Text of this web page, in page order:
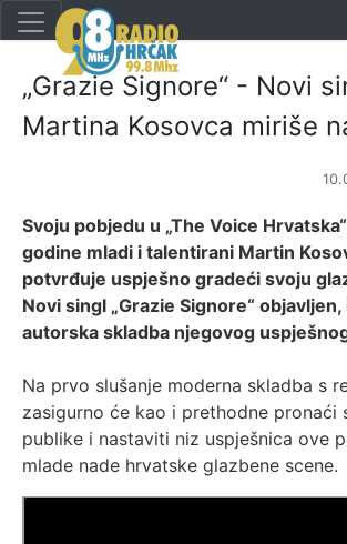
„Grazie Signore“ - Novi
Martina Kosovca miriše
Svoju pobjedu u „The Voice
godine mladi i talentirani Martin
potvrđuje uspješno gradeći svoju
Novi singl „Grazie Signore“
autorska skladba njegovog
Na prvo slušanje moderna skladba s
zasigurno će kao i prethodne pronaći
publike i nastaviti niz uspješnica ove
mlade nade hrvatske glazbene scene.